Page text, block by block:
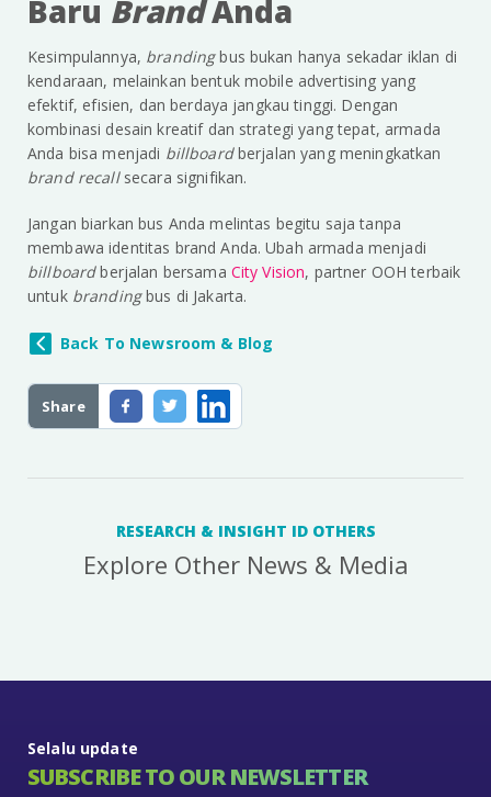
Share
Baru BrandAnda
Kesimpulannya, brandingbus bukan hanya sekadar iklan di
kendaraan, melainkan bentuk mobile advertising yang
efektif, efisien, dan berdaya jangkau tinggi. Dengan
kombinasi desain kreatif dan strategi yang tepat, armada
Anda bisa menjadi billboardberjalan yang meningkatkan
brand recall secara signifikan.
Jangan biarkan bus Anda melintas begitu saja tanpa
membawa identitas brand Anda. Ubah armada menjadi
billboardberjalan bersama City Vision, partner OOH terbaik
untuk brandingbus di Jakarta.
Back To Newsroom & Blog
RESEARCH & INSIGHT ID OTHERS
Explore Other News & Media
Selalu update
SUBSCRIBE TO OUR NEWSLETTER